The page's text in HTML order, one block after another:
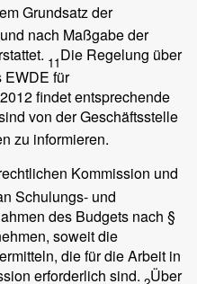
Grundsatz der
nach Maßgabe der
11Die Regelung über
EWDE für
findet entsprechende
von der Geschäftsstelle
zu informieren.
Kommission und
Schulungs- und
des Budgets nach §
soweit die
die für die Arbeit in
erforderlich sind. Über